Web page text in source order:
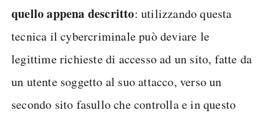
quello appena descritto: utilizzando questa
tecnica il cybercriminale può deviare le
legittime richieste di accesso ad un sito, fatte da
un utente soggetto al suo attacco, verso un
secondo sito fasullo che controlla e in questo